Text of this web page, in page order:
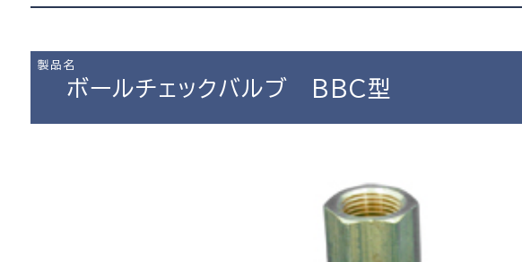
製品名
ボールチェックバルブ BBC型